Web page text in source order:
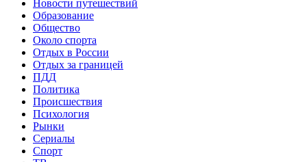
Новости путешествий
Образование
Общество
Около спорта
Отдых в России
Отдых за границей
ПДД
Политика
Происшествия
Психология
Рынки
Сериалы
Спорт